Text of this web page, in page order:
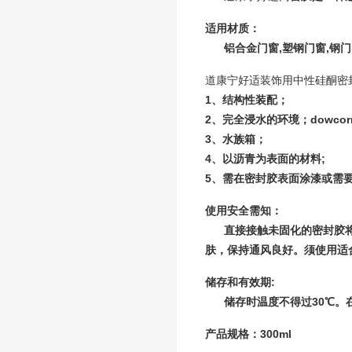
适用材质：
铝合金门窗,塑钢门窗,钢
道康宁好适装饰用中性硅酮密
1、结构性装配；
2、完全浸水的环境；
3、水族箱；
4、以沥青为表面的材料;
5、需在密封胶表面涂漆或需
使用安全需知：
直接接触未固化的密封胶
肤，保持通风良好。须使用适
储存和有效期:
储存时温度不得过30℃。
产品规格： 300ml